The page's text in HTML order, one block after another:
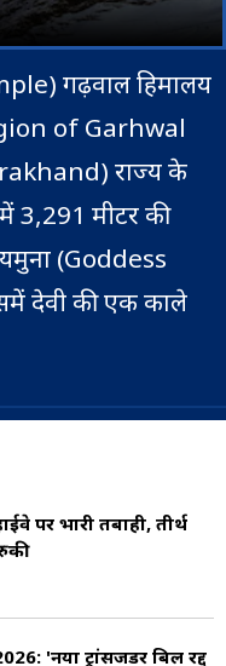
गढ़वाल हिमालय
of Garhwal
राज्य के
3,291 मीटर की
(Goddess
देवी की एक काले
Idol) स्थापित है.
चट्टी
किलोमीटर की
चट्टी (Janki
पर उपलब्ध हैं.
पर भारी तबाही, तीर्थ
'नया ट्रांसजेंडर बिल रद्द